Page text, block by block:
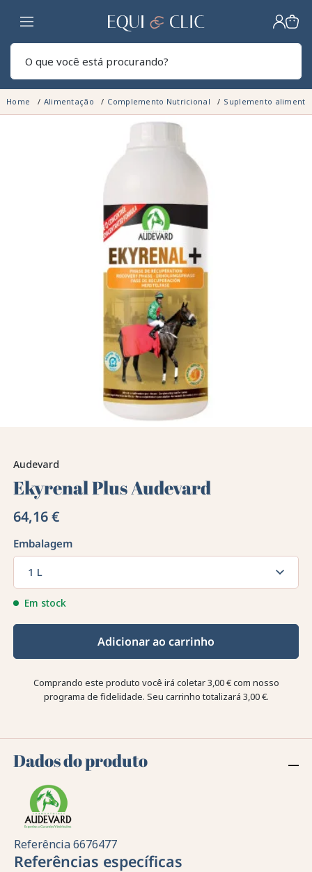
Lar
Home Alimentação Complemento Nutricional Suplemento
Audevard
Ekyrenal Plus Audevard
64,16 €
Embalagem
1 L
Em stock
Adicionar ao carrinho
Comprando este produto você irá coletar3,00 €com nosso
programa de fidelidade. Seu carrinho totalizará 3,00 €.
Dados do produto
Referência6676477
Referências específicas